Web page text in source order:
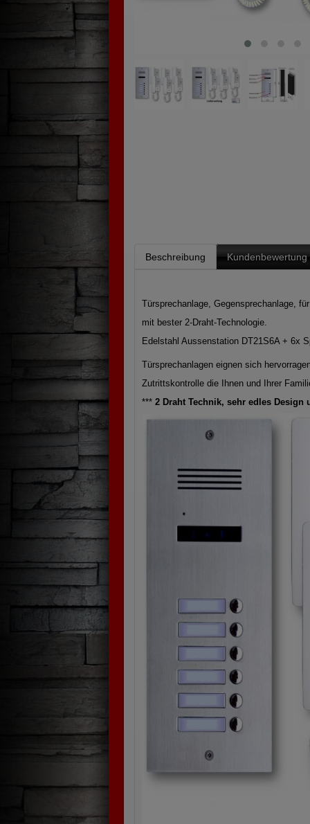
Beschreibung Kundenbewertung
Türsprechanlage, Gegensprechanlage,
mit bester 2-Draht-Technologie.
Edelstahl Aussenstation DT21S6A + 6x
Türsprechanlagen eignen sich
Zutrittskontrolle die Ihnen und Ihrer
*** 2 Draht Technik, sehr edles Design